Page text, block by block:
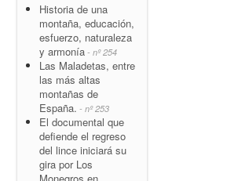
Historia de una
montaña, educación,
esfuerzo, naturaleza
y armonía - nº 254
Las Maladetas, entre
las más altas
montañas de
España. - nº 253
El documental que
defiende el regreso
del lince iniciará su
gira por Los